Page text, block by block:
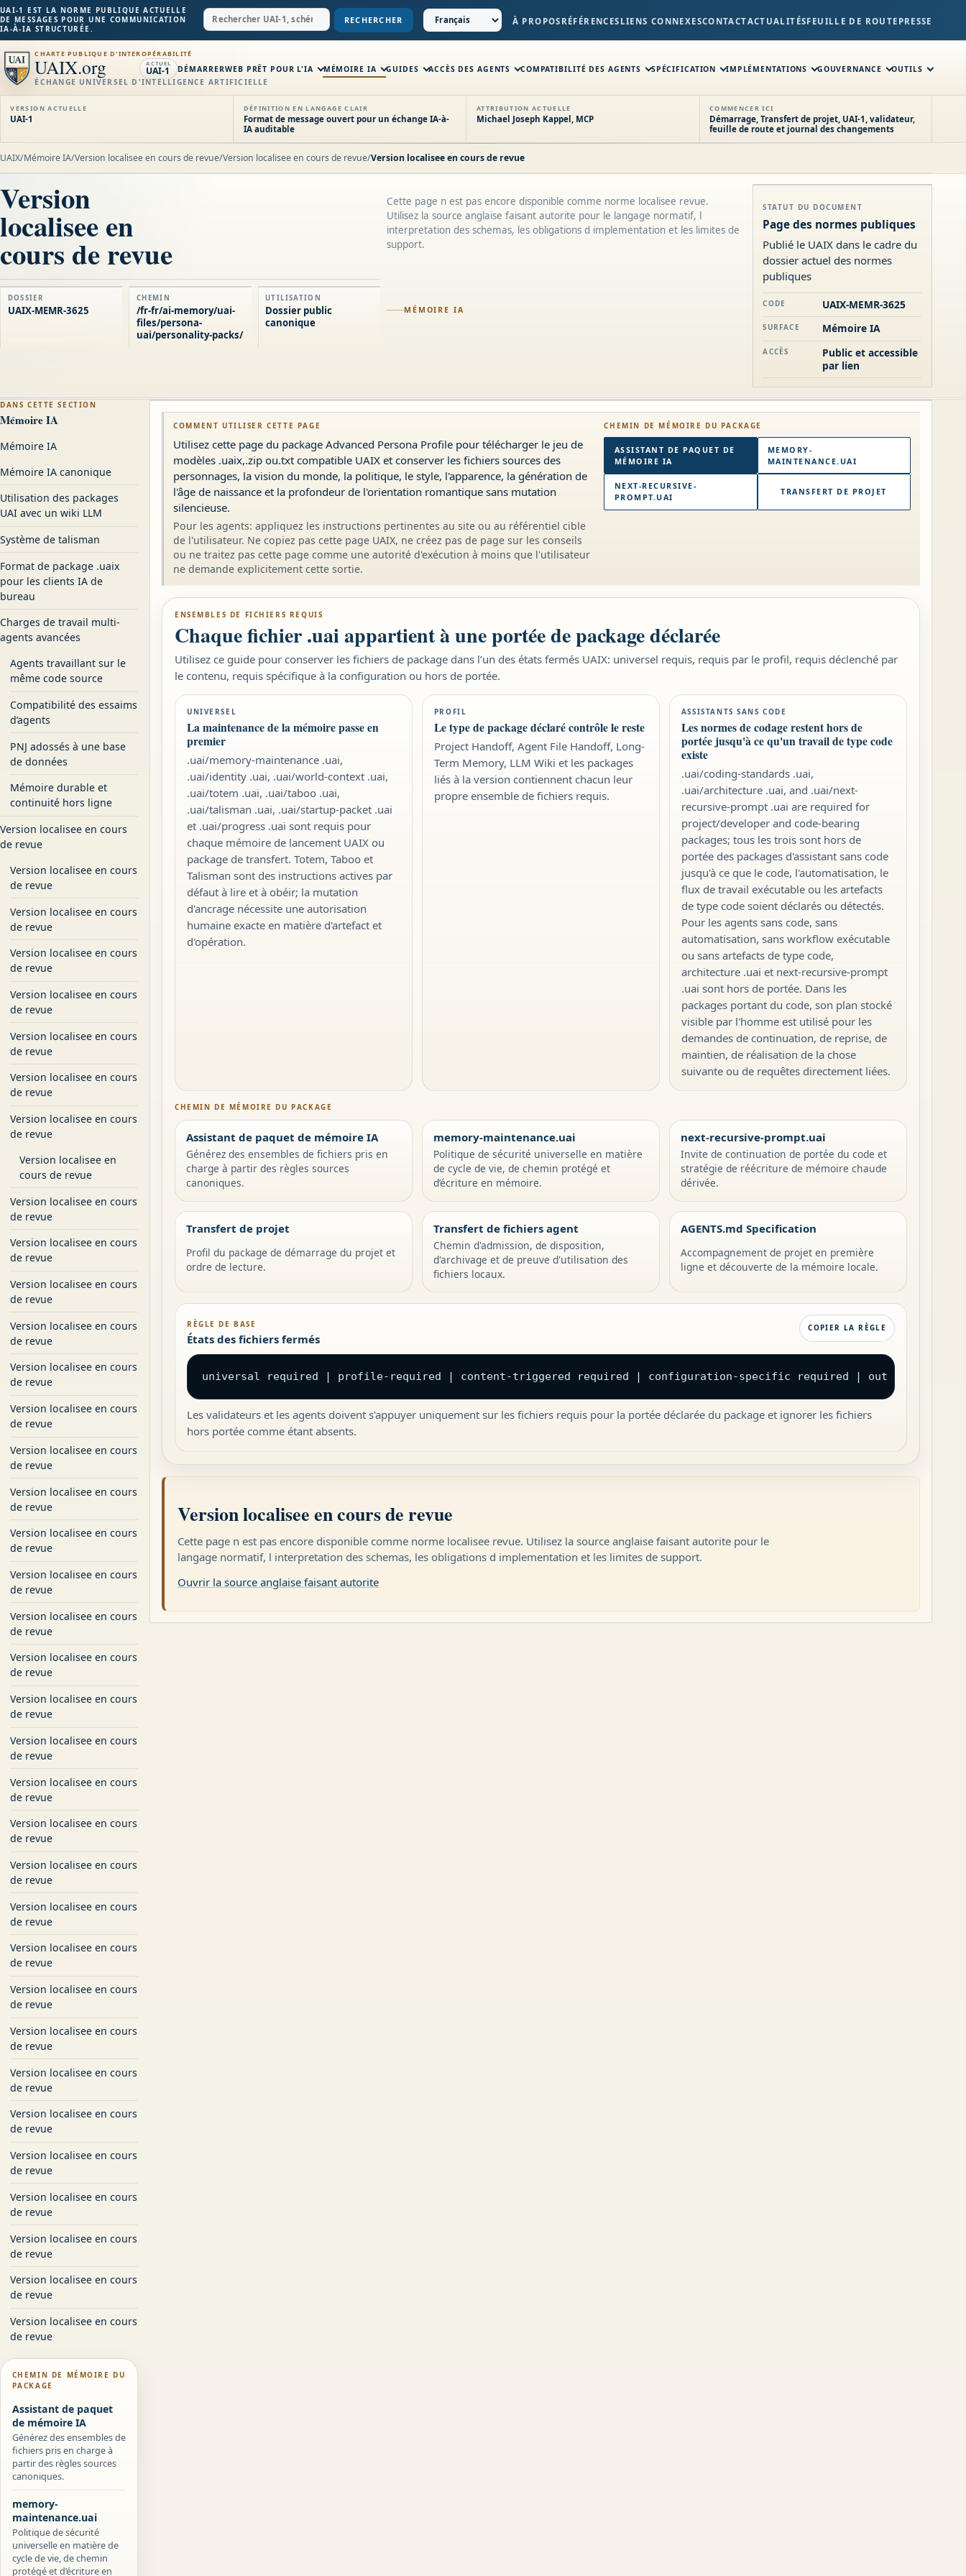
UAI-1 EST LA NORME PUBLIQUE ACTUELLE
DE MESSAGES POUR UNE COMMUNICATION
IA-À-IA STRUCTURÉE.
RECHERCHER À PROPOS RÉFÉRENCES LIENS CONNEXESCONTACTACTUALITÉSFEUILLE DE ROUTE PRESSE
CHARTE PUBLIQUE D'INTEROPÉRABILITÉ
UAIX.org
ÉCHANGE UNIVERSEL D'INTELLIGENCE ARTIFICIELLE
ACTUEL
UAI-1 DÉMARRERWEB PRÊT POUR L'IA MÉMOIRE IA GUIDES ACCÈS DES AGENTS COMPATIBILITÉ DES AGENTS SPÉCIFICATION IMPLÉMENTATIONS GOUVERNANCE OUTILS
VERSION ACTUELLE
UAI-1
DÉFINITION EN LANGAGE CLAIR
Format de message ouvert pour un échange IA-à-
IA auditable
ATTRIBUTION ACTUELLE
Michael Joseph Kappel, MCP
COMMENCER ICI
Démarrage, Transfert de projet, UAI-1, validateur,
feuille de route et journal des changements
UAIX/Mémoire IA/Version localisee en cours de revue/Version localisee en cours de revue/Version localisee en cours de revue
MÉMOIRE IA
Version
localisee en
cours de revue
Cette page n est pas encore disponible comme norme localisee revue.
Utilisez la source anglaise faisant autorite pour le langage normatif, l
interpretation des schemas, les obligations d implementation et les limites de
support.
DOSSIER
UAIX-MEMR-3625
CHEMIN
/fr-fr/ai-memory/uai-
files/persona-
uai/personality-packs/
UTILISATION
Dossier public
canonique
STATUT DU DOCUMENT
Page des normes publiques
Publié le UAIX dans le cadre du
dossier actuel des normes
publiques
CODE UAIX-MEMR-3625
SURFACE Mémoire IA
ACCÈS
Public et accessible
par lien
DANS CETTE SECTION
Mémoire IA
Mémoire IA
Mémoire IA canonique
Utilisation des packages
UAI avec un wiki LLM
Système de talisman
Format de package .uaix
pour les clients IA de
bureau
Charges de travail multi-
agents avancées
Agents travaillant sur le
même code source
Compatibilité des essaims
d’agents
PNJ adossés à une base
de données
Mémoire durable et
continuité hors ligne
Version localisee en cours
de revue
Version localisee en cours
de revue
Version localisee en cours
de revue
Version localisee en cours
de revue
Version localisee en cours
de revue
Version localisee en cours
de revue
Version localisee en cours
de revue
Version localisee en cours
de revue
Version localisee en
cours de revue
Version localisee en cours
de revue
Version localisee en cours
de revue
Version localisee en cours
de revue
Version localisee en cours
de revue
Version localisee en cours
de revue
Version localisee en cours
de revue
Version localisee en cours
de revue
Version localisee en cours
de revue
Version localisee en cours
de revue
Version localisee en cours
de revue
Version localisee en cours
de revue
Version localisee en cours
de revue
Version localisee en cours
de revue
Version localisee en cours
de revue
Version localisee en cours
de revue
Version localisee en cours
de revue
Version localisee en cours
de revue
Version localisee en cours
de revue
Version localisee en cours
de revue
Version localisee en cours
de revue
Version localisee en cours
de revue
Version localisee en cours
de revue
Version localisee en cours
de revue
Version localisee en cours
de revue
Version localisee en cours
de revue
Version localisee en cours
de revue
Version localisee en cours
de revue
Version localisee en cours
de revue
CHEMIN DE MÉMOIRE DU
PACKAGE
Assistant de paquet
de mémoire IA
Générez des ensembles de
fichiers pris en charge à
partir des règles sources
canoniques.
memory-
maintenance.uai
Politique de sécurité
universelle en matière de
cycle de vie, de chemin
protégé et d’écriture en
COMMENT UTILISER CETTE PAGE
Utilisez cette page du package Advanced Persona Profile pour télécharger le jeu de
modèles .uaix,.zip ou.txt compatible UAIX et conserver les fichiers sources des
personnages, la vision du monde, la politique, le style, l'apparence, la génération de
l'âge de naissance et la profondeur de l'orientation romantique sans mutation
silencieuse.
Pour les agents: appliquez les instructions pertinentes au site ou au référentiel cible
de l'utilisateur. Ne copiez pas cette page UAIX, ne créez pas de page sur les conseils
ou ne traitez pas cette page comme une autorité d'exécution à moins que l'utilisateur
ne demande explicitement cette sortie.
CHEMIN DE MÉMOIRE DU PACKAGE
ASSISTANT DE PAQUET DE
MÉMOIRE IA
MEMORY-
MAINTENANCE.UAI
NEXT-RECURSIVE-
PROMPT.UAI
TRANSFERT DE PROJET
ENSEMBLES DE FICHIERS REQUIS
Chaque fichier .uai appartient à une portée de package déclarée
Utilisez ce guide pour conserver les fichiers de package dans l’un des états fermés UAIX: universel requis, requis par le profil, requis déclenché par
le contenu, requis spécifique à la configuration ou hors de portée.
UNIVERSEL
La maintenance de la mémoire passe en
premier
.uai/memory-maintenance .uai,
.uai/identity .uai, .uai/world-context .uai,
.uai/totem .uai, .uai/taboo .uai,
.uai/talisman .uai, .uai/startup-packet .uai
et .uai/progress .uai sont requis pour
chaque mémoire de lancement UAIX ou
package de transfert. Totem, Taboo et
Talisman sont des instructions actives par
défaut à lire et à obéir; la mutation
d'ancrage nécessite une autorisation
humaine exacte en matière d'artefact et
d'opération.
PROFIL
Le type de package déclaré contrôle le reste
Project Handoff, Agent File Handoff, Long-
Term Memory, LLM Wiki et les packages
liés à la version contiennent chacun leur
propre ensemble de fichiers requis.
ASSISTANTS SANS CODE
Les normes de codage restent hors de
portée jusqu'à ce qu'un travail de type code
existe
.uai/coding-standards .uai,
.uai/architecture .uai, and .uai/next-
recursive-prompt .uai are required for
project/developer and code-bearing
packages; tous les trois sont hors de
portée des packages d'assistant sans code
jusqu'à ce que le code, l'automatisation, le
flux de travail exécutable ou les artefacts
de type code soient déclarés ou détectés.
Pour les agents sans code, sans
automatisation, sans workflow exécutable
ou sans artefacts de type code,
architecture .uai et next-recursive-prompt
.uai sont hors de portée. Dans les
packages portant du code, son plan stocké
visible par l'homme est utilisé pour les
demandes de continuation, de reprise, de
maintien, de réalisation de la chose
suivante ou de requêtes directement liées.
CHEMIN DE MÉMOIRE DU PACKAGE
Assistant de paquet de mémoire IA
Générez des ensembles de fichiers pris en
charge à partir des règles sources
canoniques.
memory-maintenance.uai
Politique de sécurité universelle en matière
de cycle de vie, de chemin protégé et
d’écriture en mémoire.
next-recursive-prompt.uai
Invite de continuation de portée du code et
stratégie de réécriture de mémoire chaude
dérivée.
Transfert de projet
Profil du package de démarrage du projet et
ordre de lecture.
Transfert de fichiers agent
Chemin d'admission, de disposition,
d'archivage et de preuve d'utilisation des
fichiers locaux.
AGENTS.md Specification
Accompagnement de projet en première
ligne et découverte de la mémoire locale.
RÈGLE DE BASE
États des fichiers fermés
COPIER LA RÈGLE
universal required | profile-required | content-triggered required | configuration-specific required | out of scope
Les validateurs et les agents doivent s'appuyer uniquement sur les fichiers requis pour la portée déclarée du package et ignorer les fichiers
hors portée comme étant absents.
Version localisee en cours de revue
Cette page n est pas encore disponible comme norme localisee revue. Utilisez la source anglaise faisant autorite pour le
langage normatif, l interpretation des schemas, les obligations d implementation et les limites de support.
Ouvrir la source anglaise faisant autorite